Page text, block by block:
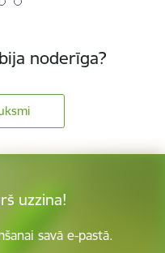
noderīga?
uzzina!
savā e-pastā.